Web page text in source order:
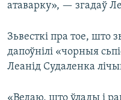
атаварку», — згадаў
Зьвесткі пра тое, што
дапоўнілі «чорныя
Леанід Судаленка